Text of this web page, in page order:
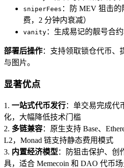
sniperFees ：防 MEV 狙击
费，2 分钟内衰减）
vanity ：生成易记的靓号合
部署后操作：支持领取锁仓代币、
与图片。
显著优点
1. 一站式代币发行：单交易完成代
化，大幅降低技术门槛
2. 多链兼容：原生支持 Base、
L2，Monad 链支持静态费用模式
3. 内置经济模型 ：防狙击保护、创
具，适合 Memecoin 和 DAO 代币